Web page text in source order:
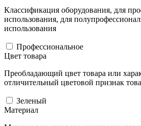
Классификация оборудования, для
использования, для
использования
Профессиональное
Цвет товара
Преобладающий цвет товара или
отличительный цветовой признак
Зеленый
Материал